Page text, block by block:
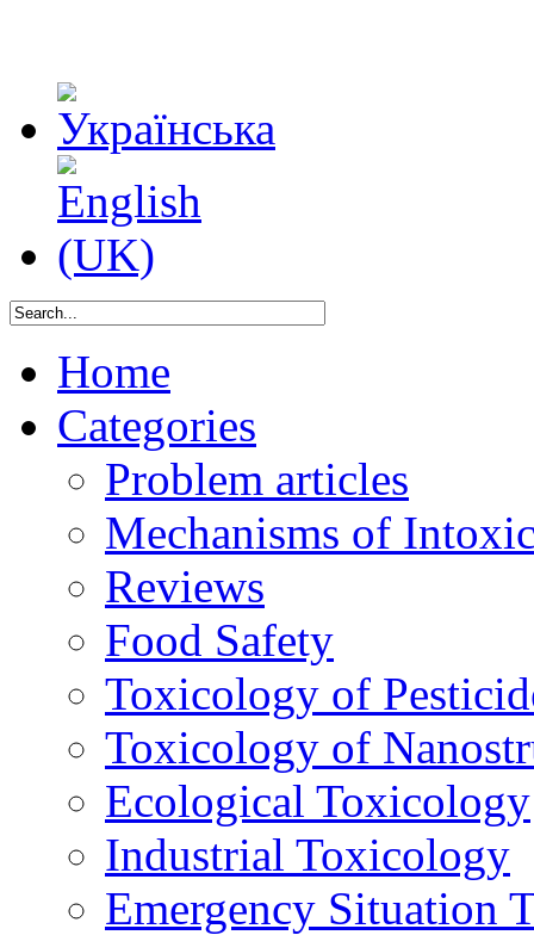
Home
Categories
Problem articles
Mechanisms of
Reviews
Food Safety
Toxicology of
Toxicology of
Ecological Toxicology
Industrial Toxicology
Emergency Situation